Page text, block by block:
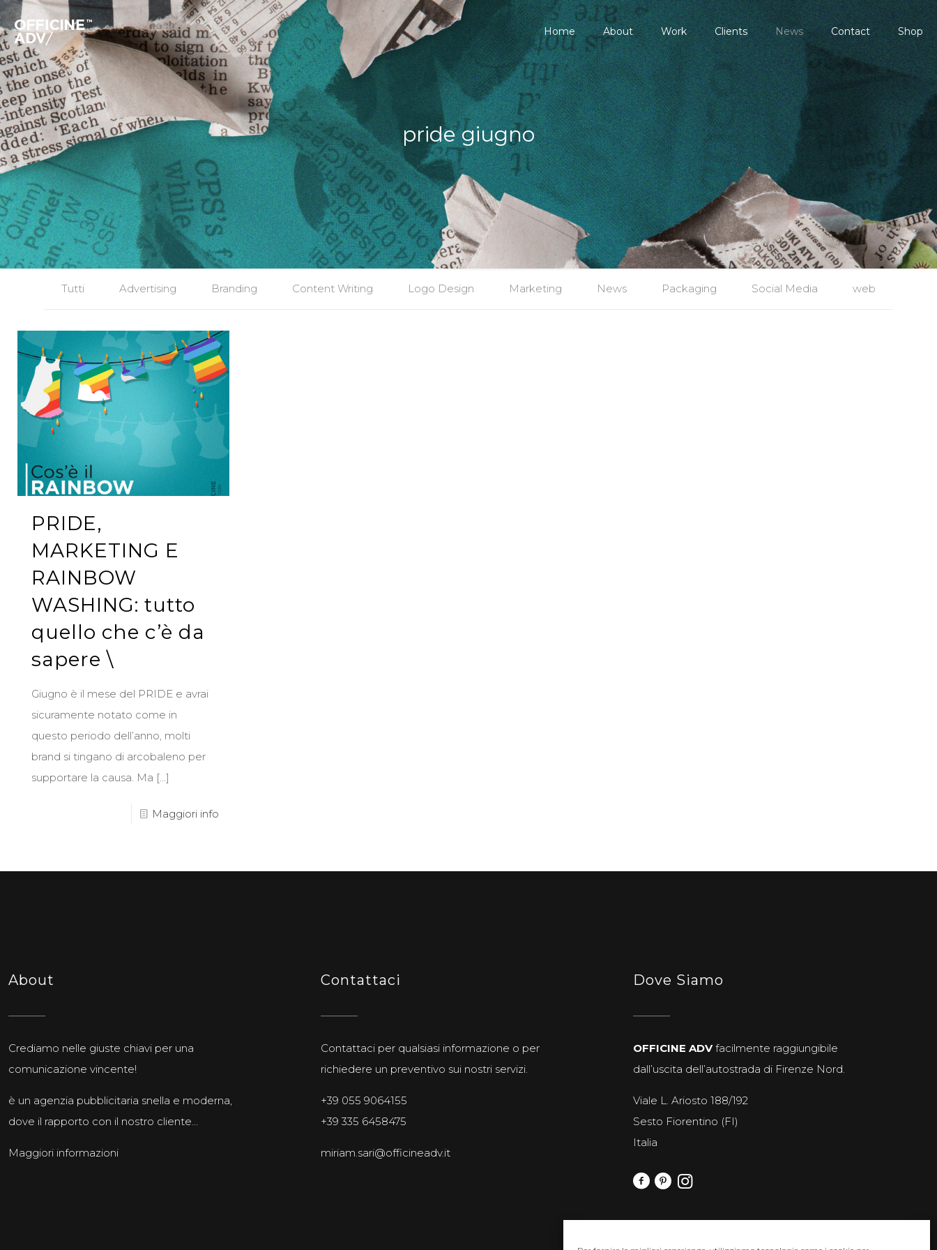
Home About Work Clients News Contact Shop
pride giugno
Tutti Advertising Branding Content Writing Logo Design Marketing News Packaging Social Media web
PRIDE,
MARKETING E
RAINBOW
WASHING: tutto
quello che c’è da
sapere \
Giugno è il mese del PRIDE e avrai
sicuramente notato come in
questo periodo dell’anno, molti
brand si tingano di arcobaleno per
supportare la causa. Ma […]
Maggiori info
About
Crediamo nelle giuste chiavi per una
comunicazione vincente!
è un agenzia pubblicitaria snella e moderna,
dove il rapporto con il nostro cliente...
Maggiori informazioni
Contattaci
Contattaci per qualsiasi informazione o per
richiedere un preventivo sui nostri servizi.
+39 055 9064155
+39 335 6458475
miriam.sari@officineadv.it
Dove Siamo
OFFICINE ADVfacilmente raggiungibile
dall’uscita dell’autostrada di Firenze Nord.
Viale L. Ariosto 188/192
Sesto Fiorentino (FI)
Italia